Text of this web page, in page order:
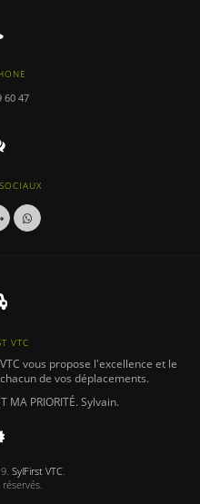
60 47
VTC
vous propose l'excellence et le
de vos déplacements.
MA PRIORITÉ.Sylvain.
SylFirst VTC.